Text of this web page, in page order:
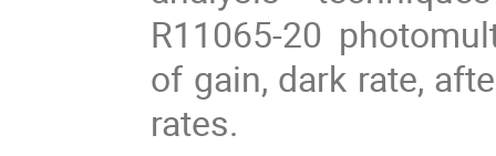
R11065-20
of gain, dark rate,
rates.